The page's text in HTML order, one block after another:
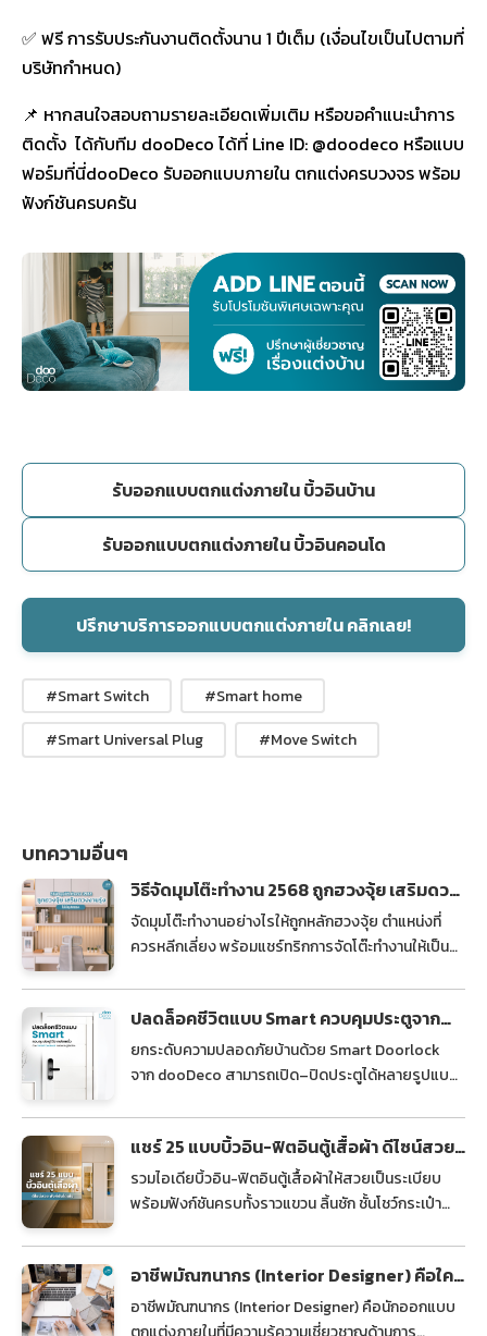
✅ ฟรี การรับประกันงานติดตั้งนาน 1 ปีเต็ม (เงื่อนไขเป็นไปตามที่
บริษัทกำหนด)
📌 หากสนใจสอบถามรายละเอียดเพิ่มเติม หรือขอคำแนะนำการ
ติดตั้ง ได้กับทีม dooDeco ได้ที่ Line ID: @doodeco หรือแบบ
ฟอร์มที่นี่dooDeco รับออกแบบภายใน ตกแต่งครบวงจร พร้อม
ฟังก์ชันครบครัน
รับออกแบบตกแต่งภายใน บิ้วอินบ้าน
รับออกแบบตกแต่งภายใน บิ้วอินคอนโด
ปรึกษาบริการออกแบบตกแต่งภายใน คลิกเลย!
#Smart Switch
#Smart home
#Smart Universal Plug
#Move Switch
บทความอื่นๆ
วิธีจัดมุมโต๊ะทำงาน 2568 ถูกฮวงจุ้ย เสริมดวง
งานรุ่ง ให้พุ่งไม่หยุด
จัดมุมโต๊ะทำงานอย่างไรให้ถูกหลักฮวงจุ้ย ตำแหน่งที่
ควรหลีกเลี่ยง พร้อมแชร์ทริกการจัดโต๊ะทำงานให้เป็น
ปลดล็อคชีวิตแบบ Smart ควบคุมประตูจาก
ปลายนิ้ว ด้วย “Smart Doorlock” กลอนประตู
อัจฉริยะ
ยกระดับความปลอดภัยบ้านด้วย Smart Doorlock
จาก dooDeco สามารถเปิด–ปิดประตูได้หลายรูปแบบ
เพิ่มความสะดวกและความอุ่นใจให้บ้านตลอด 24 ชั่วโมง
แชร์ 25 แบบบิ้วอิน-ฟิตอินตู้เสื้อผ้า ดีไซน์สวย
ฟังก์ชันโดนใจ
รวมไอเดียบิ้วอิน-ฟิตอินตู้เสื้อผ้าให้สวยเป็นระเบียบ
พร้อมฟังก์ชันครบทั้งราวแขวน ลิ้นชัก ชั้นโชว์กระเป๋า
อาชีพมัณฑนากร (Interior Designer) คือใคร
ต้องทำอะไรบ้าง?
อาชีพมัณฑนากร (Interior Designer) คือนักออกแบบ